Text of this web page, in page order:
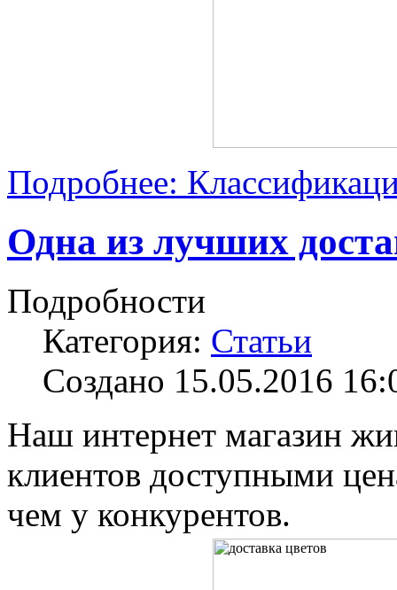
Подробнее:
Одна из лучших
Подробности
Категория: Статьи
Создано 15.05.2016
Наш интернет магазин
клиентов доступными
чем у конкурентов.